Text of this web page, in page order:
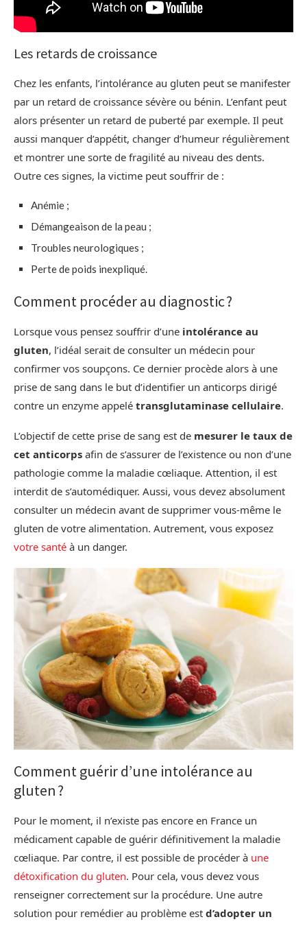
Les retards de croissance
Chez les enfants, l’intolérance au gluten peut se manifester
par un retard de croissance sévère ou bénin. L’enfant peut
alors présenter un retard de puberté par exemple. Il peut
aussi manquer d’appétit, changer d’humeur régulièrement
et montrer une sorte de fragilité au niveau des dents.
Outre ces signes, la victime peut souffrir de :
Anémie ;
Démangeaison de la peau ;
Troubles neurologiques ;
Perte de poids inexpliqué.
Comment procéder au diagnostic ?
Lorsque vous pensez souffrir d’une intolérance au
gluten, l’idéal serait de consulter un médecin pour
confirmer vos soupçons. Ce dernier procède alors à une
prise de sang dans le but d’identifier un anticorps dirigé
contre un enzyme appelé transglutaminase cellulaire.
L’objectif de cette prise de sang est de mesurer le taux de
cet anticorps afin de s’assurer de l’existence ou non d’une
pathologie comme la maladie cœliaque. Attention, il est
interdit de s’automédiquer. Aussi, vous devez absolument
consulter un médecin avant de supprimer vous-même le
gluten de votre alimentation. Autrement, vous exposez
votre santé à un danger.
Comment guérir d’une intolérance au
gluten ?
Pour le moment, il n’existe pas encore en France un
médicament capable de guérir définitivement la maladie
cœliaque. Par contre, il est possible de procéder à une
détoxification du gluten. Pour cela, vous devez vous
renseigner correctement sur la procédure. Une autre
solution pour remédier au problème est d’adopter un